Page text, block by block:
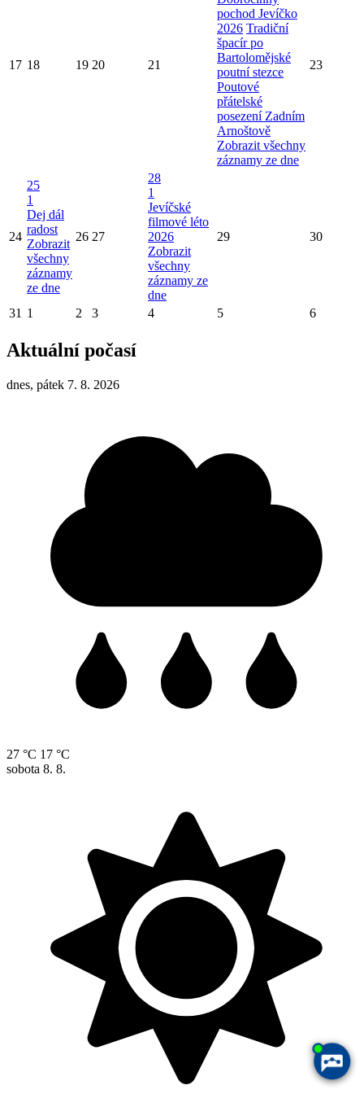
17 18 19 20 21
pochod Jevíčko
2026 Tradiční
špacír po
Bartolomějské
poutní stezce
Poutové
přátelské
posezení Zadním
Arnoštově
Zobrazit všechny
záznamy ze dne
23
24
25
1
Dej dál
radost
Zobrazit
všechny
záznamy
ze dne
26 27
28
1
Jevíčské
filmové léto
2026
Zobrazit
všechny
záznamy ze
dne
29 30
31 1 2 3 4 5 6
Aktuální počasí
dnes, pátek 7. 8. 2026
27 °C 17 °C
sobota 8. 8.